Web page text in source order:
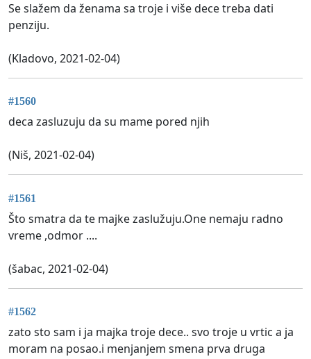
Se slažem da ženama sa troje i više dece treba dati
penziju.
(Kladovo, 2021-02-04)
#1560
deca zasluzuju da su mame pored njih
(Niš, 2021-02-04)
#1561
Što smatra da te majke zaslužuju.One nemaju radno
vreme ,odmor ....
(šabac, 2021-02-04)
#1562
zato sto sam i ja majka troje dece.. svo troje u vrtic a ja
moram na posao.i menjanjem smena prva druga